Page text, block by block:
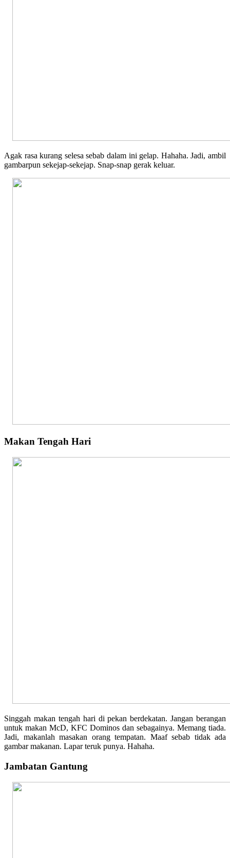
Agak rasa kurang selesa sebab dalam ini gelap. Hahaha. Jadi, ambil
gambarpun sekejap-sekejap. Snap-snap gerak keluar.
Makan Tengah Hari
Singgah makan tengah hari di pekan berdekatan. Jangan berangan
untuk makan McD, KFC Dominos dan sebagainya. Memang tiada.
Jadi, makanlah masakan orang tempatan. Maaf sebab tidak ada
gambar makanan. Lapar teruk punya. Hahaha.
Jambatan Gantung